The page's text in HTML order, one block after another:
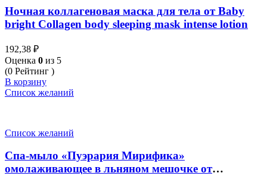
Ночная коллагеновая маска для тела от Baby
bright Collagen body sleeping mask intense lotion
192,38 ₽
Оценка 0 из 5
(0 Рейтинг )
В корзину
Список желаний
Список желаний
Спа-мыло «Пуэрария Мирифика»
омолаживающее в льняном мешочке от